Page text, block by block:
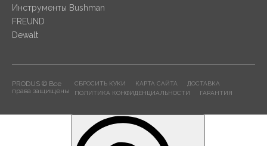
Инструменты Bushman
FREUND
Dewalt
PRODUS © Все
права защищены
СБРОСИТЬ КУКИ КАРТА САЙТА
ДОСТАВКА
ПОЛИТИКА КОНФИДЕНЦИАЛЬНОСТИ
ГАРАНТИЯ